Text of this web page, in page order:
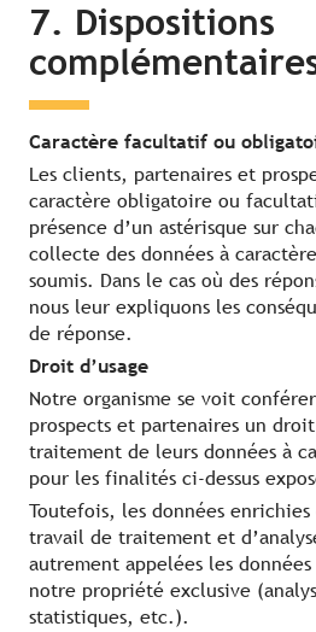
7. Dispositions
Caractère facultatif ou
Les clients, partenaires et
caractère obligatoire ou
présence d’un astérisque sur
collecte des données à
soumis. Dans le cas où des
nous leur expliquons les
de réponse.
Droit d’usage
Notre organisme se voit
prospects et partenaires un
traitement de leurs données à
pour les finalités ci-dessus
Toutefois, les données
travail de traitement et
autrement appelées les
notre propriété exclusive
statistiques, etc.).